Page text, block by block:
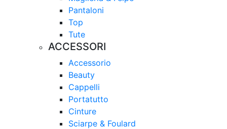
Pantaloni
Top
Tute
ACCESSORI
Accessorio
Beauty
Cappelli
Portatutto
Cinture
Sciarpe & Foulard